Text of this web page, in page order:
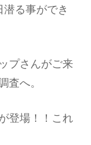
る事ができ
プさんがご来
へ。
登場！！これ